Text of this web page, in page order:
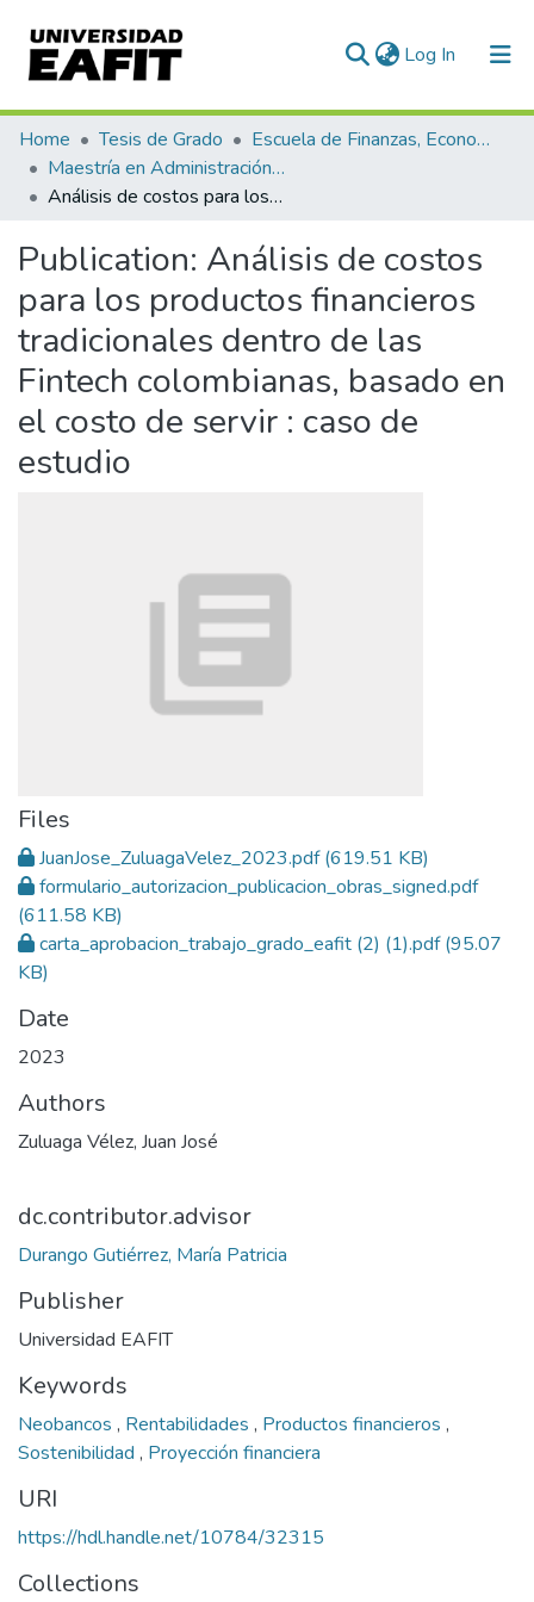
Log In (current)
Communities & Collections
All of DSpace
Home Tesis de Grado
Escuela de Finanzas, Economía y Gobierno
Maestría en Administración Financiera (tesis)
Análisis de costos para los productos financieros tradicionales dentro de las Fintech colombianas, basado en el costo de servir : caso de estudio
Publication: Análisis de costos
para los productos financieros
tradicionales dentro de las
Fintech colombianas, basado en
el costo de servir : caso de
estudio
Files
JuanJose_ZuluagaVelez_2023.pdf(619.51 KB)
formulario_autorizacion_publicacion_obras_signed.pdf
(611.58 KB)
carta_aprobacion_trabajo_grado_eafit (2) (1).pdf(95.07
KB)
Date
2023
Authors
Zuluaga Vélez, Juan José
dc.contributor.advisor
Durango Gutiérrez, María Patricia
Publisher
Universidad EAFIT
Keywords
Neobancos , Rentabilidades , Productos financieros ,
Sostenibilidad , Proyección financiera
URI
https://hdl.handle.net/10784/32315
Collections